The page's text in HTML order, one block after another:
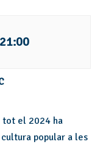
21:00
tot el 2024 ha
popular a les